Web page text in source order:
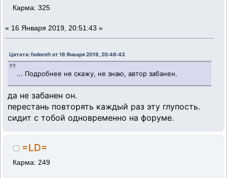
Карма: 325
« 16 Января 2019, 20:51:43 »
Цитата: fedorefr от 16 Января 2019, 20:48:43
... Подробнее не скажу, не знаю, автор забанен.
да не забанен он.
перестань повторять каждый раз эту глупость.
сидит с тобой одновременно на форуме.
=LD=
Карма: 249